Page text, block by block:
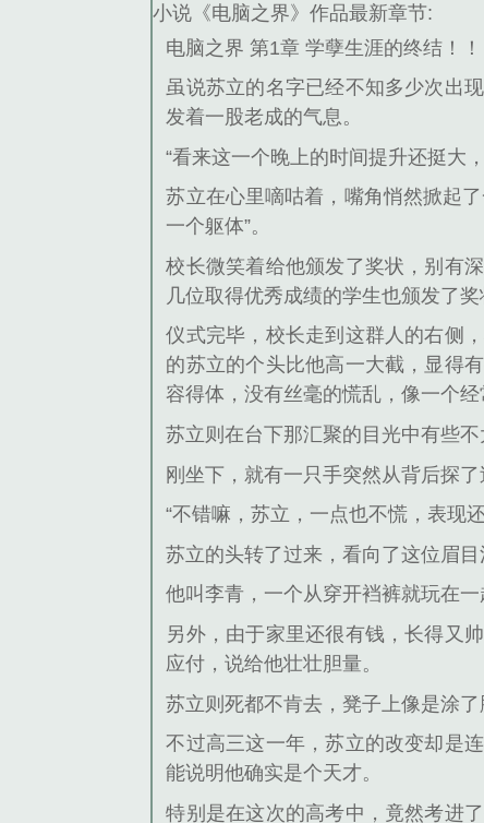
小说《电脑之界》作品最新章节:
电脑之界 第1章 学孽生涯的终结！
虽说苏立的名字已经不知多少次出
发着一股老成的气息。
“看来这一个晚上的时间提升还挺大
苏立在心里嘀咕着，嘴角悄然掀起
一个躯体”。
校长微笑着给他颁发了奖状，别有
几位取得优秀成绩的学生也颁发了
仪式完毕，校长走到这群人的右侧
的苏立的个头比他高一大截，显得
容得体，没有丝毫的慌乱，像一个
苏立则在台下那汇聚的目光中有些
刚坐下，就有一只手突然从背后探了
“不错嘛，苏立，一点也不慌，表现
苏立的头转了过来，看向了这位眉目
他叫李青，一个从穿开裆裤就玩在
另外，由于家里还很有钱，长得又
应付，说给他壮壮胆量。
苏立则死都不肯去，凳子上像是涂了
不过高三这一年，苏立的改变却是
能说明他确实是个天才。
特别是在这次的高考中，竟然考进